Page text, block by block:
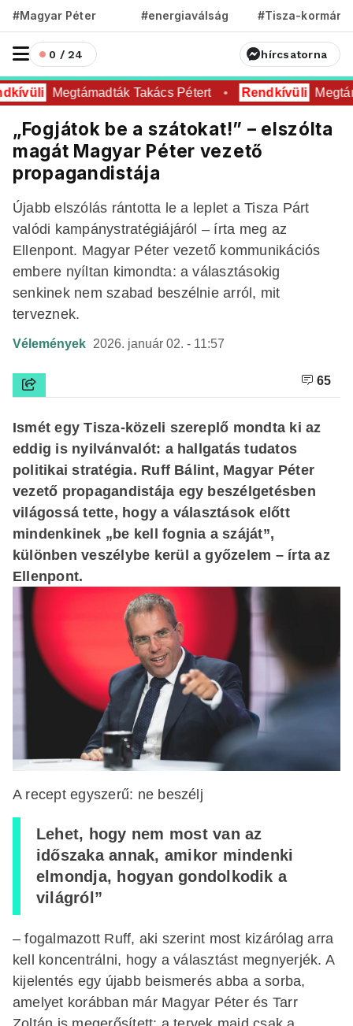
#Magyar Péter #energiaválság #Tisza-kormány
0 / 24 hírcsatorna
Megtámadták Takács Pétert Rendkívüli
„Fogjátok be a szátokat!” – elszólta
magát Magyar Péter vezető
propagandistája
Újabb elszólás rántotta le a leplet a Tisza Párt
valódi kampánystratégiájáról – írta meg az
Ellenpont. Magyar Péter vezető kommunikációs
embere nyíltan kimondta: a választásokig
senkinek nem szabad beszélnie arról, mit
terveznek.
Vélemények 2026. január 02. - 11:57
65
Ismét egy Tisza-közeli szereplő mondta ki az
eddig is nyilvánvalót: a hallgatás tudatos
politikai stratégia. Ruff Bálint, Magyar Péter
vezető propagandistája egy beszélgetésben
világossá tette, hogy a választások előtt
mindenkinek „be kell fognia a száját”,
különben veszélybe kerül a győzelem – írta az
Ellenpont.
A recept egyszerű: ne beszélj
Lehet, hogy nem most van az
időszaka annak, amikor mindenki
elmondja, hogyan gondolkodik a
világról”
– fogalmazott Ruff, aki szerint most kizárólag arra
kell koncentrálni, hogy a választást megnyerjék. A
kijelentés egy újabb beismerés abba a sorba,
amelyet korábban már Magyar Péter és Tarr